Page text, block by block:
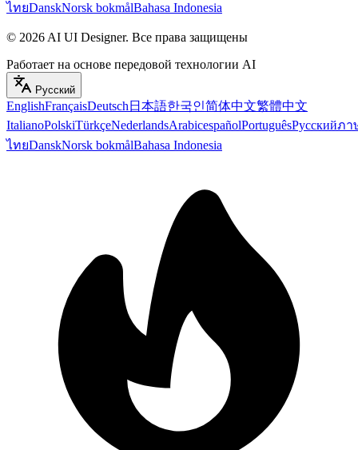
ไทยDanskNorsk bokmålBahasa Indonesia
© 2026 AI UI Designer. Все права защищены
Работает на основе передовой технологии AI
Русский
EnglishFrançaisDeutsch 日本語한국인简体中文繁體中文
ItalianoPolskiTürkçeNederlandsArabicespañolPortuguêsРусскийภา
ไทยDanskNorsk bokmålBahasa Indonesia